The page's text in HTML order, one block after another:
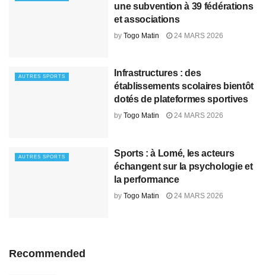
une subvention à 39 fédérations
et associations
by Togo Matin 24 MARS 2026
AUTRES SPORTS
Infrastructures : des
établissements scolaires bientôt
dotés de plateformes sportives
by Togo Matin 24 MARS 2026
AUTRES SPORTS
Sports : à Lomé, les acteurs
échangent sur la psychologie et
la performance
by Togo Matin 24 MARS 2026
Recommended